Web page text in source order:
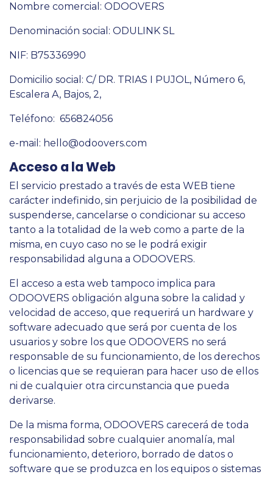
Nombre comercial: ODOOVERS
Denominación social: ODULINK SL
NIF: B75336990
Domicilio social: C/ DR. TRIAS I PUJOL, Número 6,
Escalera A, Bajos, 2,
Teléfono: 656824056
e-mail: hello@odoovers.com
Acceso a la Web
El servicio prestado a través de esta WEB tiene
carácter indefinido, sin perjuicio de la posibilidad de
suspenderse, cancelarse o condicionar su acceso
tanto a la totalidad de la web como a parte de la
misma, en cuyo caso no se le podrá exigir
responsabilidad alguna a ODOOVERS.
El acceso a esta web tampoco implica para
ODOOVERS obligación alguna sobre la calidad y
velocidad de acceso, que requerirá un hardware y
software adecuado que será por cuenta de los
usuarios y sobre los que ODOOVERS no será
responsable de su funcionamiento, de los derechos
o licencias que se requieran para hacer uso de ellos
ni de cualquier otra circunstancia que pueda
derivarse.
De la misma forma, ODOOVERS carecerá de toda
responsabilidad sobre cualquier anomalía, mal
funcionamiento, deterioro, borrado de datos o
software que se produzca en los equipos o sistemas